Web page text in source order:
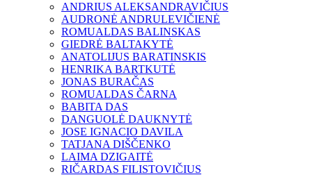
ANDRIUS ALEKSANDRAVIČIUS
AUDRONĖ ANDRULEVIČIENĖ
ROMUALDAS BALINSKAS
GIEDRĖ BALTAKYTĖ
ANATOLIJUS BARATINSKIS
HENRIKA BARTKUTĖ
JONAS BURAČAS
ROMUALDAS ČARNA
BABITA DAS
DANGUOLĖ DAUKNYTĖ
JOSE IGNACIO DAVILA
TATJANA DIŠČENKO
LAIMA DZIGAITĖ
RIČARDAS FILISTOVIČIUS